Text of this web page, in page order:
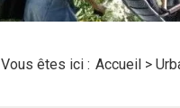
Vous êtes ici : Accueil >